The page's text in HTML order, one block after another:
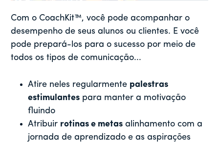
Com o CoachKit™, você pode acompanhar o
desempenho de seus alunos ou clientes. E você
pode prepará-los para o sucesso por meio de
todos os tipos de comunicação...
Atire neles regularmente palestras
estimulantes para manter a motivação
fluindo
Atribuir rotinas e metas alinhamento com a
jornada de aprendizado e as aspirações